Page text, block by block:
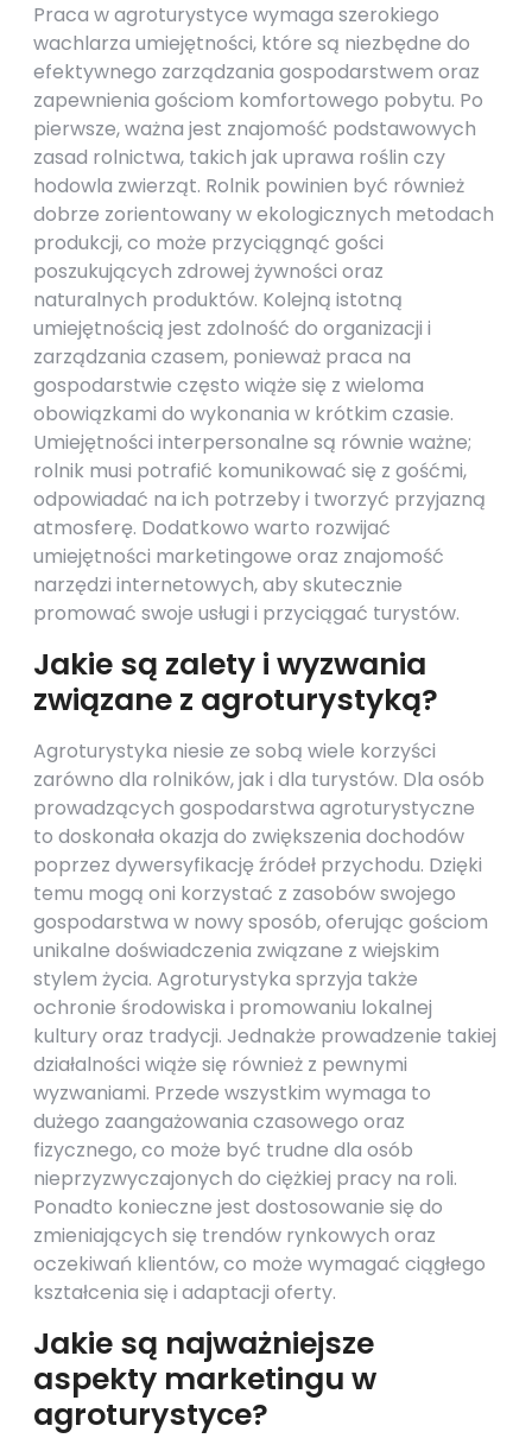
Praca w agroturystyce wymaga szerokiego
wachlarza umiejętności, które są niezbędne do
efektywnego zarządzania gospodarstwem oraz
zapewnienia gościom komfortowego pobytu. Po
pierwsze, ważna jest znajomość podstawowych
zasad rolnictwa, takich jak uprawa roślin czy
hodowla zwierząt. Rolnik powinien być również
dobrze zorientowany w ekologicznych metodach
produkcji, co może przyciągnąć gości
poszukujących zdrowej żywności oraz
naturalnych produktów. Kolejną istotną
umiejętnością jest zdolność do organizacji i
zarządzania czasem, ponieważ praca na
gospodarstwie często wiąże się z wieloma
obowiązkami do wykonania w krótkim czasie.
Umiejętności interpersonalne są równie ważne;
rolnik musi potrafić komunikować się z gośćmi,
odpowiadać na ich potrzeby i tworzyć przyjazną
atmosferę. Dodatkowo warto rozwijać
umiejętności marketingowe oraz znajomość
narzędzi internetowych, aby skutecznie
promować swoje usługi i przyciągać turystów.
Jakie są zalety i wyzwania
związane z agroturystyką?
Agroturystyka niesie ze sobą wiele korzyści
zarówno dla rolników, jak i dla turystów. Dla osób
prowadzących gospodarstwa agroturystyczne
to doskonała okazja do zwiększenia dochodów
poprzez dywersyfikację źródeł przychodu. Dzięki
temu mogą oni korzystać z zasobów swojego
gospodarstwa w nowy sposób, oferując gościom
unikalne doświadczenia związane z wiejskim
stylem życia. Agroturystyka sprzyja także
ochronie środowiska i promowaniu lokalnej
kultury oraz tradycji. Jednakże prowadzenie takiej
działalności wiąże się również z pewnymi
wyzwaniami. Przede wszystkim wymaga to
dużego zaangażowania czasowego oraz
fizycznego, co może być trudne dla osób
nieprzyzwyczajonych do ciężkiej pracy na roli.
Ponadto konieczne jest dostosowanie się do
zmieniających się trendów rynkowych oraz
oczekiwań klientów, co może wymagać ciągłego
kształcenia się i adaptacji oferty.
Jakie są najważniejsze
aspekty marketingu w
agroturystyce?